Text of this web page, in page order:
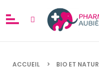
ACCUEIL
BIO ET